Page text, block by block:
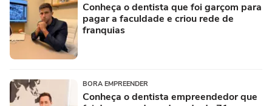
Conheça o dentista que foi garçom para
pagar a faculdade e criou rede de
franquias
BORA EMPREENDER
Conheça o dentista empreendedor que